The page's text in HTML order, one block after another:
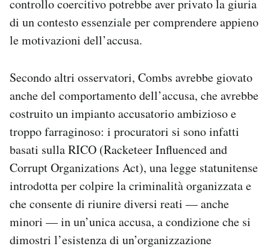
controllo coercitivo potrebbe aver privato la giuria
di un contesto essenziale per comprendere appieno
le motivazioni dell’accusa.
Secondo altri osservatori, Combs avrebbe giovato
anche del comportamento dell’accusa, che avrebbe
costruito un impianto accusatorio ambizioso e
troppo farraginoso: i procuratori si sono infatti
basati sulla RICO (Racketeer Influenced and
Corrupt Organizations Act), una legge statunitense
introdotta per colpire la criminalità organizzata e
che consente di riunire diversi reati — anche
minori — in un’unica accusa, a condizione che si
dimostri l’esistenza di un’organizzazione